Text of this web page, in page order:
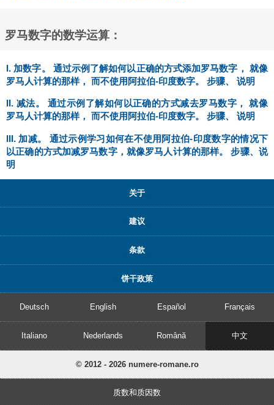
罗马数字的数学运算：
I. 加数字。 通过示例了解如何以正确的方式添加罗马数字， 就像
罗马人计算的那样， 而不使用阿拉伯-印度数字。 步骤、 说明
II. 减法。 通过示例了解如何以正确的方式减去罗马数字， 就像
罗马人计算的那样， 而不使用阿拉伯-印度数字。 步骤、 说明
III. 加减。 通过示例学习如何在不使用阿拉伯-印度数字的情况下
以正确的方式加减罗马数字，就像罗马人计算的那样。 步骤、说
明
关于
建议
条款
饼干政策
Deutsch English Español Français
Italiano Nederlands Română 中文
© 2012 - 2026 numere-romane.ro
质数和质因数